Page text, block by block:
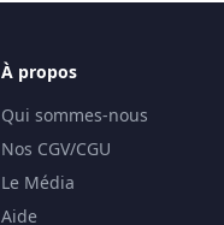
À propos
Qui sommes-nous
Nos CGV/CGU
Le Média
Aide